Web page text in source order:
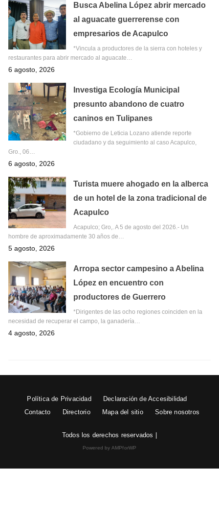
Busca Abelina López abrir mercado
al aguacate guerrerense con
empresarios de Acapulco
*Vincula a productores de la sierra con hoteles y
restaurantes para abrir mercado al aguacate…
6 agosto, 2026
Investiga Ecología Municipal
presunto abandono de cuatro
caninos en Tulipanes
*Gobierno de Leticia Lozano atiende reporte
ciudadano y da seguimiento al caso Acapulco,
Gro., 06…
6 agosto, 2026
Turista muere ahogado en la alberca
de un hotel de la zona tradicional de
Acapulco
Acapulco; Gro,. A 5 de agosto del 2026.- Un
hombre de aproximadamente 30 años de…
5 agosto, 2026
Arropa sector campesino a Abelina
López en encuentro con
productores de Guerrero
*Dirigentes de las ocho regiones coinciden en la
necesidad de recuperar el campo, la ganadería…
4 agosto, 2026
Política de Privacidad
Declaración de Accesibilidad
Contacto
Directorio Mapa del sitio Sobre nosotros
Todos los derechos reservados |
Powered by AMPforWP